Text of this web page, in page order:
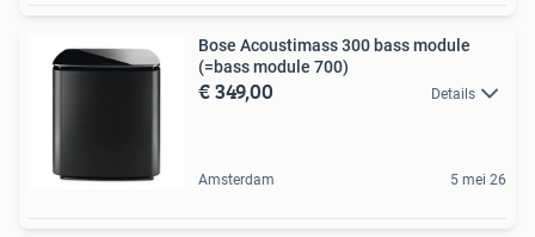
Bose Acoustimass 300 bass module
(=bass module 700)
€ 349,00 Details
Amsterdam 5 mei 26